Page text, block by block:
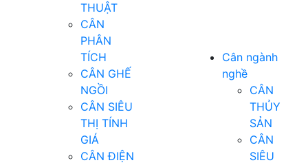
THUẬT
CÂN
PHÂN
TÍCH
CÂN GHẾ
NGỒI
CÂN SIÊU
THỊ TÍNH
GIÁ
CÂN ĐIỆN
Cân ngành
nghề
CÂN
THỦY
SẢN
CÂN
SIÊU